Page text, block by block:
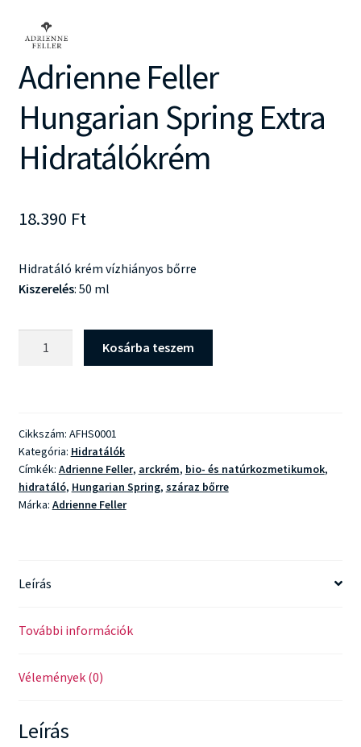
Adrienne Feller
Hungarian Spring Extra
Hidratálókrém
18.390 Ft
Hidratáló krém vízhiányos bőrre
Kiszerelés: 50 ml
Hidratálókrém
mennyiség
Kosárba teszem
Cikkszám: AFHS0001
Kategória: Hidratálók
Címkék: Adrienne Feller, arckrém, bio- és natúrkozmetikumok,
hidratáló, Hungarian Spring, száraz bőrre
Márka: Adrienne Feller
Leírás
További információk
Vélemények (0)
Leírás